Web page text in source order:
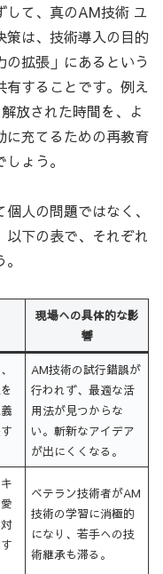
して、真のAM技術 ユ
策は、技術導入の目的
拡張」にあるという
することです。例え
放された時間を、よ
に充てるための再教育
ょう。
人の問題ではなく、
下の表で、それぞれ
現場への具体的な影
響
AM技術の試行錯誤が
行われず、最適な活
用法が見つからな
い。斬新なアイデア
が出にくくなる。
ベテラン技術者がAM
技術の学習に消極的
になり、若手への技
術継承も滞る。